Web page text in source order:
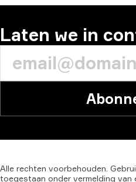
Laten we in
Alle rechten voorbehouden.
toegestaan onder vermelding van